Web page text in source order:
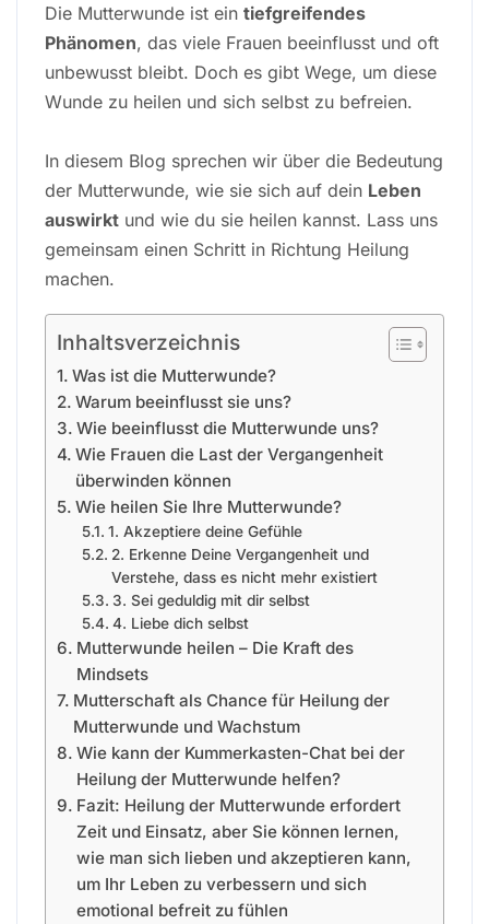
Die Mutterwunde ist ein tiefgreifendes
Phänomen, das viele Frauen beeinflusst und oft
unbewusst bleibt. Doch es gibt Wege, um diese
Wunde zu heilen und sich selbst zu befreien.
In diesem Blog sprechen wir über die Bedeutung
der Mutterwunde, wie sie sich auf dein Leben
auswirkt und wie du sie heilen kannst. Lass uns
gemeinsam einen Schritt in Richtung Heilung
machen.
Inhaltsverzeichnis
Was ist die Mutterwunde?
Warum beeinflusst sie uns?
Wie beeinflusst die Mutterwunde uns?
Wie Frauen die Last der Vergangenheit
überwinden können
Wie heilen Sie Ihre Mutterwunde?
1. Akzeptiere deine Gefühle
2. Erkenne Deine Vergangenheit und
Verstehe, dass es nicht mehr existiert
3. Sei geduldig mit dir selbst
4. Liebe dich selbst
Mutterwunde heilen – Die Kraft des
Mindsets
Mutterschaft als Chance für Heilung der
Mutterwunde und Wachstum
Wie kann der Kummerkasten-Chat bei der
Heilung der Mutterwunde helfen?
Fazit: Heilung der Mutterwunde erfordert
Zeit und Einsatz, aber Sie können lernen,
wie man sich lieben und akzeptieren kann,
um Ihr Leben zu verbessern und sich
emotional befreit zu fühlen